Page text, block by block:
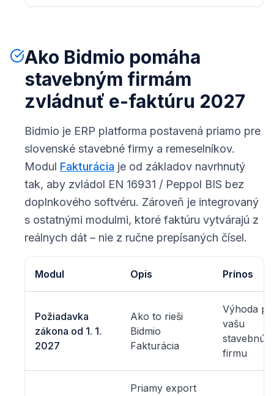
Ako Bidmio pomáha
stavebným firmám
zvládnuť e-faktúru 2027
Bidmio je ERP platforma postavená priamo pre
slovenské stavebné firmy a remeselníkov.
Modul Fakturácia je od základov navrhnutý
tak, aby zvládol EN 16931 / Peppol BIS bez
doplnkového softvéru. Zároveň je integrovaný
s ostatnými modulmi, ktoré faktúru vytvárajú z
reálnych dát – nie z ručne prepísaných čísel.
Modul Opis Prínos
Požiadavka
zákona od 1. 1.
2027
Ako to rieši
Bidmio
Fakturácia
Výhoda
vašu
stavebnú
firmu
Priamy export